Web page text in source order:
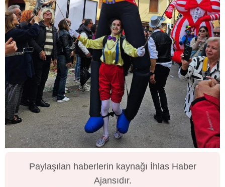
Paylaşılan haberlerin kaynağı İhlas Haber
Ajansıdır.